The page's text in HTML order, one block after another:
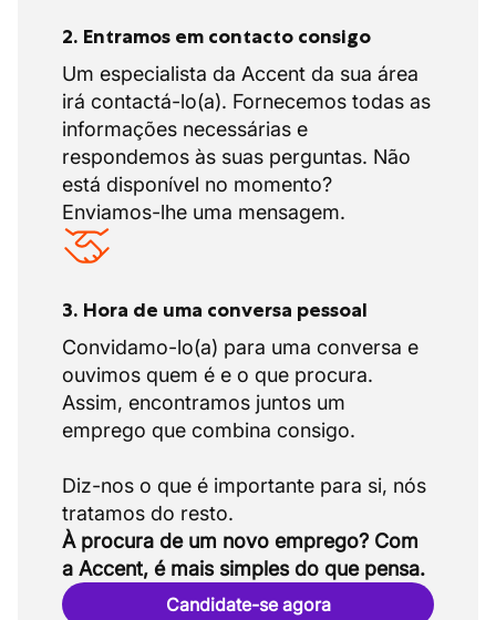
2. Entramos em contacto consigo
Um especialista da Accent da sua área
irá contactá-lo(a). Fornecemos todas as
informações necessárias e
respondemos às suas perguntas. Não
está disponível no momento?
Enviamos-lhe uma mensagem.
3. Hora de uma conversa pessoal
Convidamo-lo(a) para uma conversa e
ouvimos quem é e o que procura.
Assim, encontramos juntos um
emprego que combina consigo.
Diz-nos o que é importante para si, nós
À procura de um novo emprego? Com
a Accent, é mais simples do que pensa.
Candidate-se agora